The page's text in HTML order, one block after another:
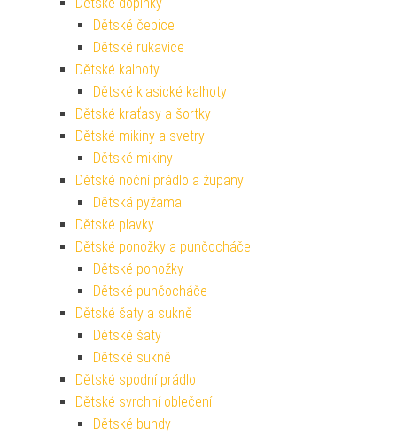
Dětské čepice
Dětské rukavice
Dětské kalhoty
Dětské klasické kalhoty
Dětské kraťasy a šortky
Dětské mikiny a svetry
Dětské mikiny
Dětské noční prádlo a župany
Dětská pyžama
Dětské plavky
Dětské ponožky a punčocháče
Dětské ponožky
Dětské punčocháče
Dětské šaty a sukně
Dětské šaty
Dětské sukně
Dětské spodní prádlo
Dětské svrchní oblečení
Dětské bundy